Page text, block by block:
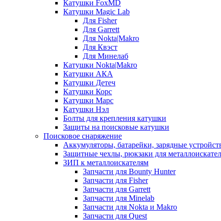
Катушки FoxMD
Катушки Magic Lab
Для Fisher
Для Garrett
Для Nokta|Makro
Для Квэст
Для Минелаб
Катушки Nokta|Makro
Катушки АКА
Катушки Детеч
Катушки Корс
Катушки Марс
Катушки Нэл
Болты для крепления катушки
Защиты на поисковые катушки
Поисковое снаряжение
Аккумуляторы, батарейки, зарядные
Защитные чехлы, рюкзаки для
ЗИП к металлоискателям
Запчасти для Bounty Hunter
Запчасти для Fisher
Запчасти для Garrett
Запчасти для Minelab
Запчасти для Nokta и Makro
Запчасти для Quest